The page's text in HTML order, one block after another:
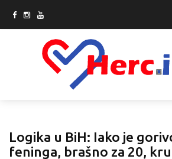
Logika u BiH: Iako je
feninga, brašno za 20,